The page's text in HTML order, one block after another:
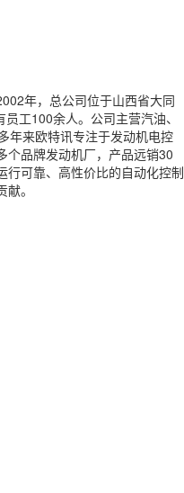
年，总公司位于山西省大同
工100余人。公司主营汽油、
年来欧特讯专注于发动机电控
个品牌发动机厂，产品远销30
行可靠、高性价比的自动化控制
。